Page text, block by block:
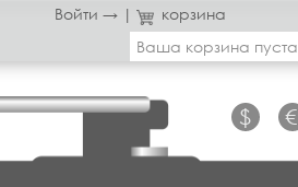
Войти → |
корзина
Ваша корзина пуста
$ €